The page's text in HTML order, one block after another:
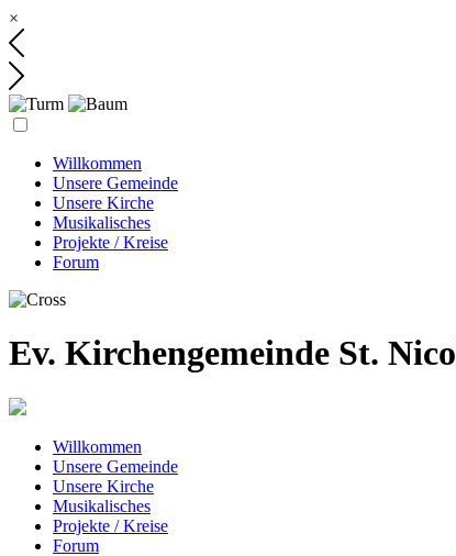
×
Willkommen
Unsere Gemeinde
Unsere Kirche
Musikalisches
Projekte / Kreise
Forum
Ev. Kirchengemeinde St.
Willkommen
Unsere Gemeinde
Unsere Kirche
Musikalisches
Projekte / Kreise
Forum